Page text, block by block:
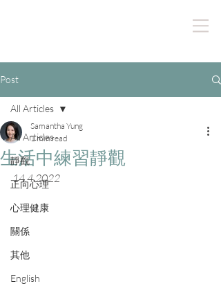
Post
All Articles
靜觀
正向心理
心理健康
關係
其他
English
All Articles
生活中練習靜觀
Samantha Yung
1 min read
14.4.2022